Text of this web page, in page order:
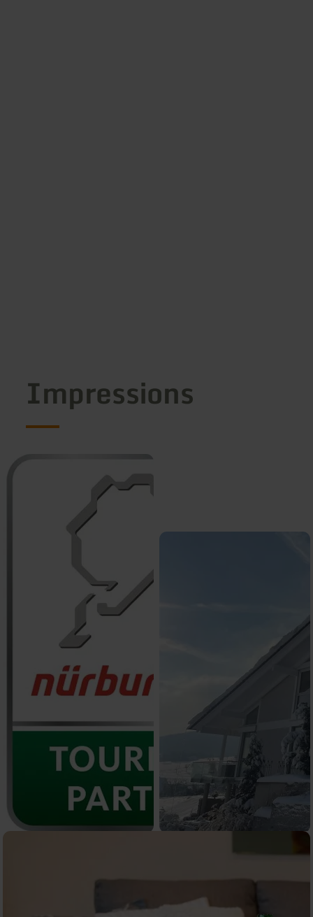
Impressions